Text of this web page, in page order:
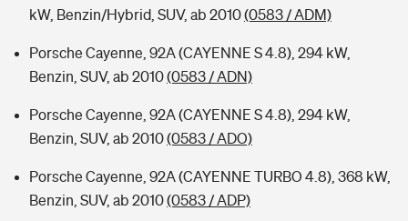
kW, Benzin/Hybrid, SUV, ab 2010(0583 / ADM)
Porsche Cayenne, 92A (CAYENNE S 4.8), 294 kW,
Benzin, SUV, ab 2010(0583 / ADN)
Porsche Cayenne, 92A (CAYENNE S 4.8), 294 kW,
Benzin, SUV, ab 2010(0583 / ADO)
Porsche Cayenne, 92A (CAYENNE TURBO 4.8), 368 kW,
Benzin, SUV, ab 2010(0583 / ADP)